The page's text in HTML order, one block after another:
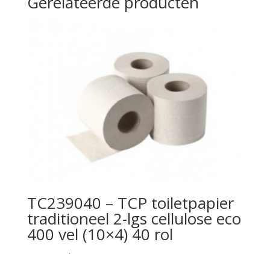
TC239040 – TCP toiletpapier
traditioneel 2-lgs cellulose eco
400 vel (10×4) 40 rol